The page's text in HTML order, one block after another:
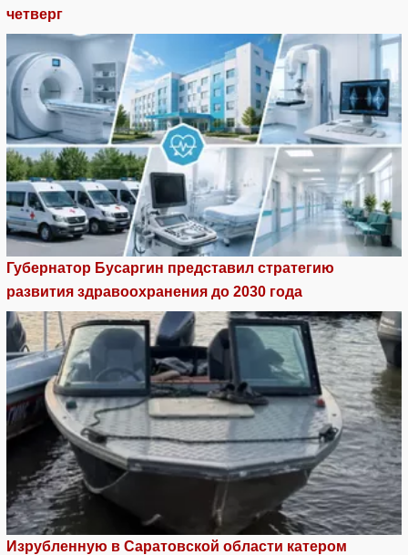
четверг
Губернатор Бусаргин представил стратегию
развития здравоохранения до 2030 года
Изрубленную в Саратовской области катером